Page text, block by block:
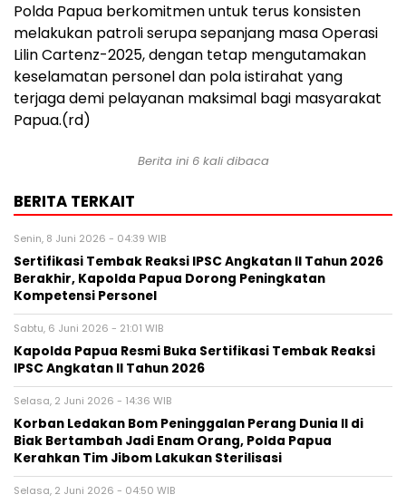
Polda Papua berkomitmen untuk terus konsisten
melakukan patroli serupa sepanjang masa Operasi
Lilin Cartenz-2025, dengan tetap mengutamakan
keselamatan personel dan pola istirahat yang
terjaga demi pelayanan maksimal bagi masyarakat
Papua.(rd)
Berita ini 6 kali dibaca
BERITA TERKAIT
Senin, 8 Juni 2026 - 04:39 WIB
Sertifikasi Tembak Reaksi IPSC Angkatan II Tahun 2026
Berakhir, Kapolda Papua Dorong Peningkatan
Kompetensi Personel
Sabtu, 6 Juni 2026 - 21:01 WIB
Kapolda Papua Resmi Buka Sertifikasi Tembak Reaksi
IPSC Angkatan II Tahun 2026
Selasa, 2 Juni 2026 - 14:36 WIB
Korban Ledakan Bom Peninggalan Perang Dunia II di
Biak Bertambah Jadi Enam Orang, Polda Papua
Kerahkan Tim Jibom Lakukan Sterilisasi
Selasa, 2 Juni 2026 - 04:50 WIB